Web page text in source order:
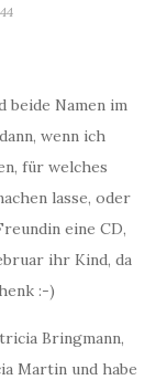
beide Namen im
wenn ich
für welches
lasse, oder
eine CD,
ihr Kind, da
:-)
Bringmann,
Martin und habe